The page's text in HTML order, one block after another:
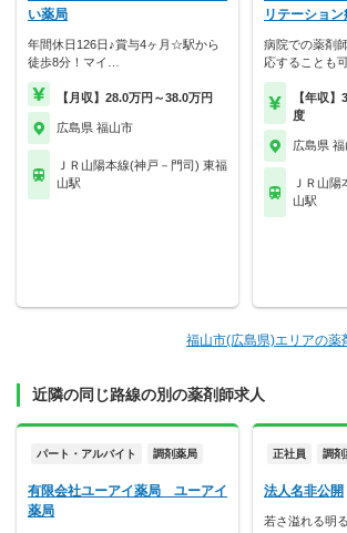
い薬局
年間休日126日♪賞与4ヶ月☆駅から
徒歩8分！マイ…
【月収】28.0万円～38.0万円
広島県 福山市
ＪＲ山陽本線(神戸－門司) 東福
山駅
リテーション
病院での薬剤
応することも
【年収
度
広島県
ＪＲ山陽
山駅
福山市(広島県)エリアの薬
近隣の同じ路線の別の薬剤師求人
パート・アルバイト 調剤薬局
有限会社ユーアイ薬局 ユーアイ
薬局
正社員 調剤
法人名非公開
若さ溢れる明